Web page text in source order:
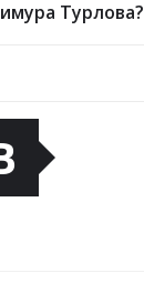
Турлова?